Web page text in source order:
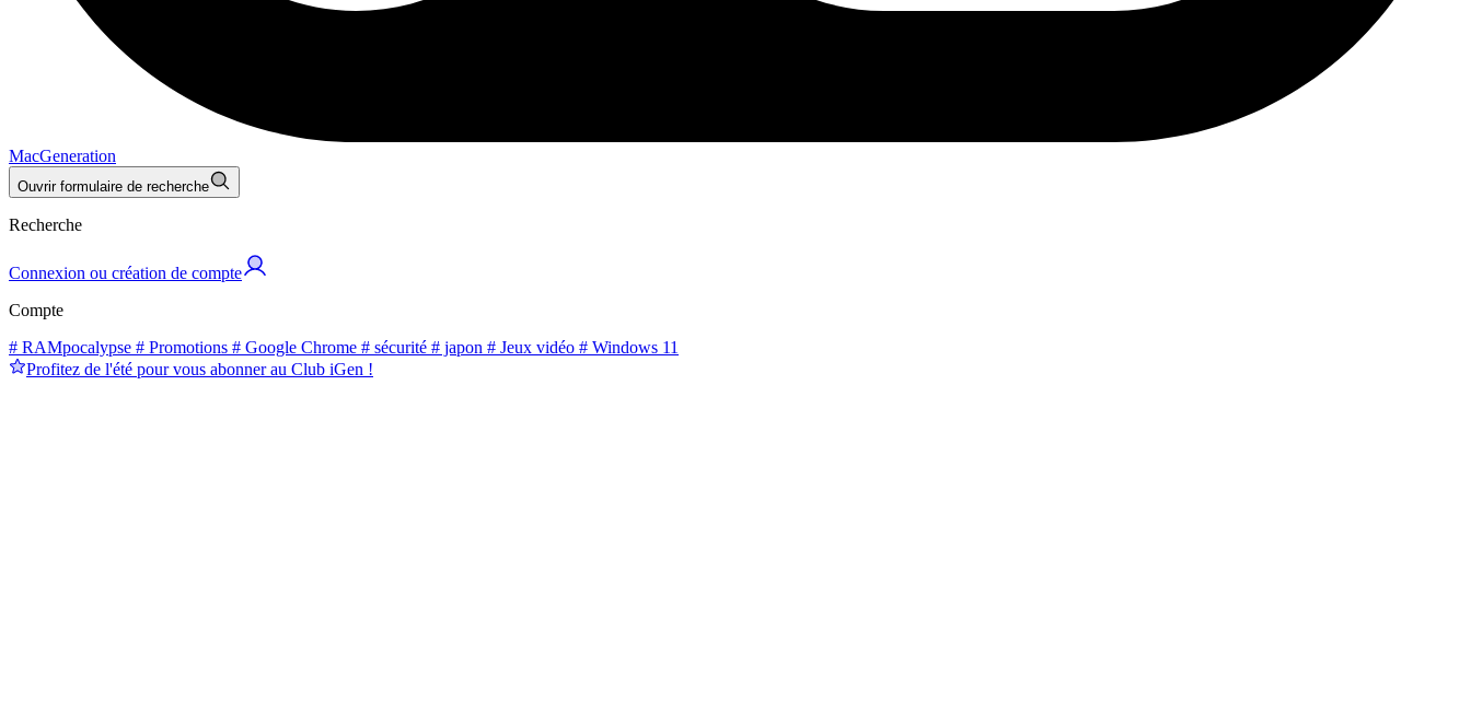
MacGeneration
Ouvrir formulaire de recherche
Recherche
Connexion ou création de compte
Compte
# RAMpocalypse # Promotions # Google Chrome # sécurité # japon # Jeux vidéo # Windows 11
Profitez de l'été pour vous abonner au Club iGen !